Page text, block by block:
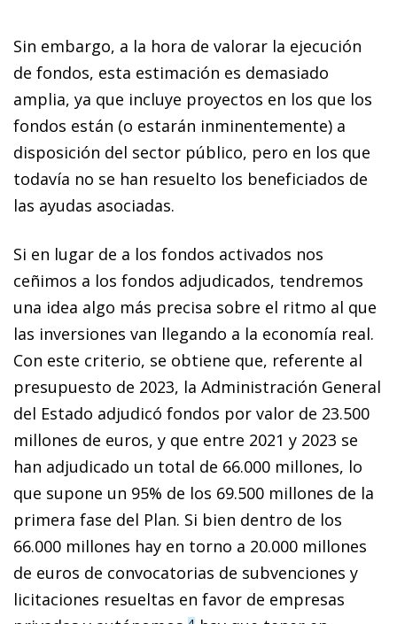
Sin embargo, a la hora de valorar la ejecución
de fondos, esta estimación es demasiado
amplia, ya que incluye proyectos en los que los
fondos están (o estarán inminentemente) a
disposición del sector público, pero en los que
todavía no se han resuelto los beneficiados de
las ayudas asociadas.
Si en lugar de a los fondos activados nos
ceñimos a los fondos adjudicados, tendremos
una idea algo más precisa sobre el ritmo al que
las inversiones van llegando a la economía real.
Con este criterio, se obtiene que, referente al
presupuesto de 2023, la Administración General
del Estado adjudicó fondos por valor de 23.500
millones de euros, y que entre 2021 y 2023 se
han adjudicado un total de 66.000 millones, lo
que supone un 95% de los 69.500 millones de la
primera fase del Plan. Si bien dentro de los
66.000 millones hay en torno a 20.000 millones
de euros de convocatorias de subvenciones y
licitaciones resueltas en favor de empresas